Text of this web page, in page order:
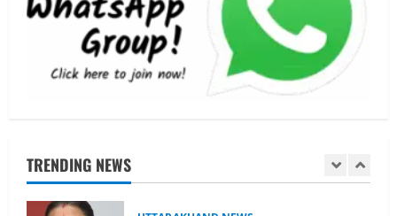
TRENDING NEWS
1
सहसपुर विधानसभा क्षेत्र के पोलिंग बूथों का
निरीक्षण कर एसआईआर आपत्ति निस्तारण
शिविर की व्यवस्थाओं का लिया जायजा
August 6, 2026
2